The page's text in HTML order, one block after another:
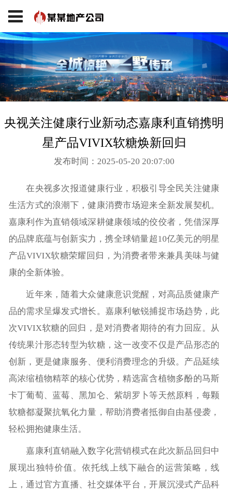
央视关注健康行业新动态嘉康利直销携明
星产品VIVIX软糖焕新回归
发布时间：2025-05-20 20:07:00
在央视多次报道健康行业，积极引导全民关注健康
生活方式的浪潮下，健康消费市场迎来全新发展契机。
嘉康利作为直销领域深耕健康领域的佼佼者，凭借深厚
的品牌底蕴与创新实力，携全球销量超10亿美元的明星
产品VIVIX软糖荣耀回归，为消费者带来兼具美味与健
康的全新体验。
近年来，随着大众健康意识觉醒，对高品质健康产
品的需求呈爆发式增长。嘉康利敏锐捕捉市场趋势，此
次VIVIX软糖的回归，是对消费者期待的有力回应。从
传统果汁形态转型为软糖，这一改变不仅是产品形态的
创新，更是健康服务、便利消费理念的升级。产品延续
高浓缩植物精萃的核心优势，精选富含植物多酚的马斯
卡丁葡萄、蓝莓、黑加仑、紫胡罗卜等天然原料，每颗
软糖都凝聚抗氧化力量，帮助消费者抵御自由基侵袭，
轻松拥抱健康生活。
嘉康利直销融入数字化营销模式在此次新品回归中
展现出独特价值。依托线上线下融合的运营策略，线
上，通过官方直播、社交媒体平台，开展沉浸式产品科